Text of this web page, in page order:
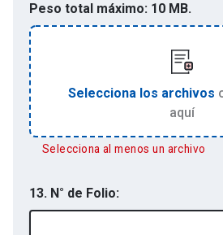
Peso total máximo: 10 MB.
Selecciona los archivos
aquí
Selecciona al menos un archivo
13. N° de Folio: